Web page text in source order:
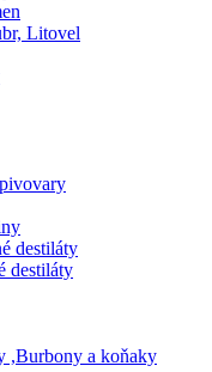
Litovel
destiláty
destiláty
,Burbony a koňaky